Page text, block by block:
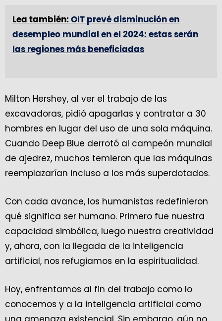
Lea también: OIT prevé disminución en
desempleo mundial en el 2024: estas serán
las regiones más beneficiadas
Milton Hershey, al ver el trabajo de las
excavadoras, pidió apagarlas y contratar a 30
hombres en lugar del uso de una sola máquina.
Cuando Deep Blue derrotó al campeón mundial
de ajedrez, muchos temieron que las máquinas
reemplazarían incluso a los más superdotados.
Con cada avance, los humanistas redefinieron
qué significa ser humano. Primero fue nuestra
capacidad simbólica, luego nuestra creatividad
y, ahora, con la llegada de la inteligencia
artificial, nos refugiamos en la espiritualidad.
Hoy, enfrentamos al fin del trabajo como lo
conocemos y a la inteligencia artificial como